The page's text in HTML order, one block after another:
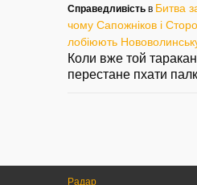
Справедливість в Битва
чому Сапожніков і
лобіюють
Коли вже той
перестане пхати
Радар